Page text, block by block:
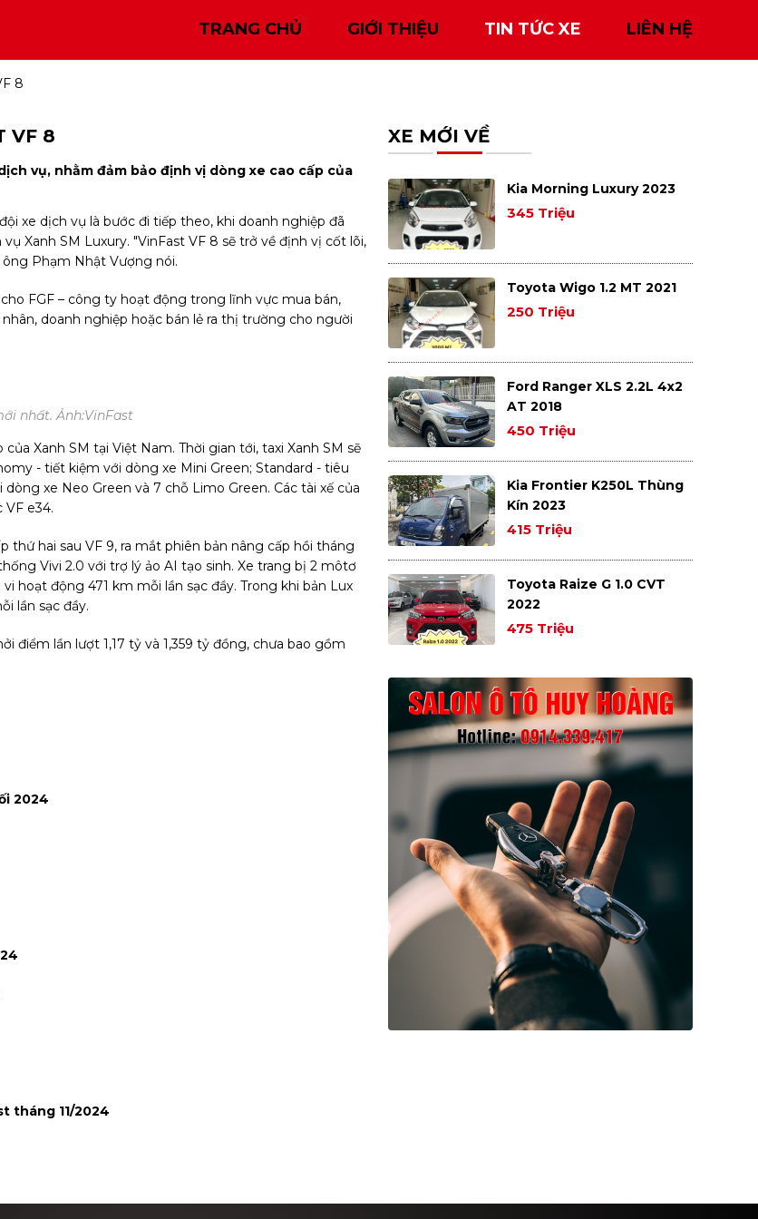
TRANG CHỦ GIỚI THIỆU TIN TỨC XE LIÊN HỆ
8
VF 8
vụ, nhằm đảm bảo định vị dòng xe cao cấp của
xe dịch vụ là bước đi tiếp theo, khi doanh nghiệp đã
Xanh SM Luxury. "VinFast VF 8 sẽ trở về định vị cốt lõi,
Phạm Nhật Vượng nói.
FGF – công ty hoạt động trong lĩnh vực mua bán,
doanh nghiệp hoặc bán lẻ ra thị trường cho người
nhất. Ảnh:VinFast
Xanh SM tại Việt Nam. Thời gian tới, taxi Xanh SM sẽ
- tiết kiệm với dòng xe Mini Green; Standard - tiêu
xe Neo Green và 7 chỗ Limo Green. Các tài xế của
VF e34.
thứ hai sau VF 9, ra mắt phiên bản nâng cấp hồi tháng
Vivi 2.0 với trợ lý ảo AI tạo sinh. Xe trang bị 2 môtơ
hoạt động 471 km mỗi lần sạc đầy. Trong khi bản Lux
lần sạc đầy.
điểm lần lượt 1,17 tỷ và 1,359 tỷ đồng, chưa bao gồm
2024
tháng 11/2024
XE MỚI VỀ
Kia Morning Luxury 2023
345 Triệu
Toyota Wigo 1.2 MT 2021
250 Triệu
Ford Ranger XLS 2.2L 4x2
AT 2018
450 Triệu
Kia Frontier K250L Thùng
Kín 2023
415 Triệu
Toyota Raize G 1.0 CVT
2022
475 Triệu